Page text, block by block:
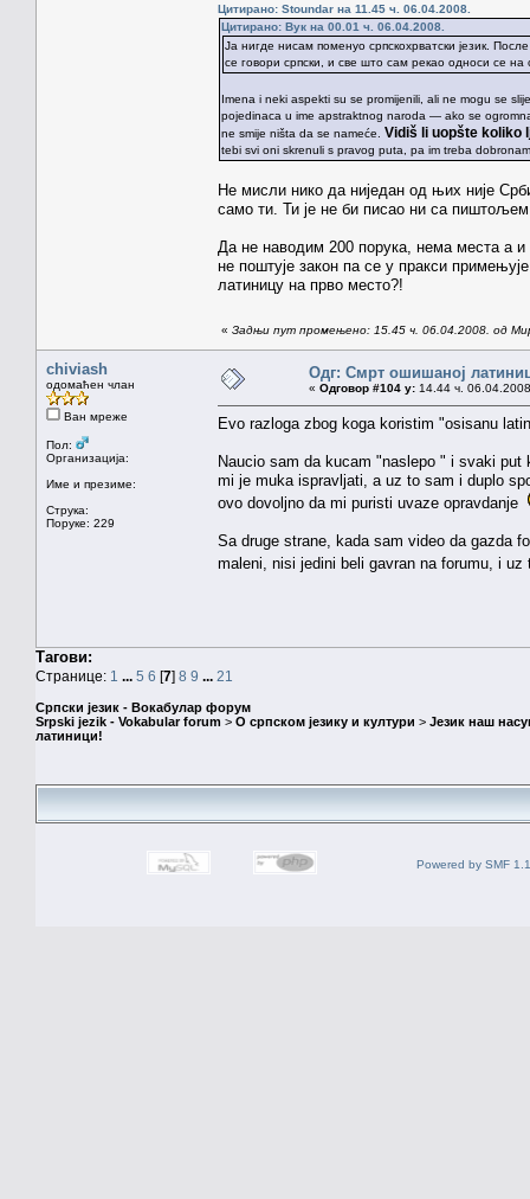
Цитирано: Stoundar на 11.45 ч. 06.04.2008.
Цитирано: Вук на 00.01 ч. 06.04.2008.
Ја нигде нисам поменуо српскохрватски језик.
се говори српски, и све што сам рекао односи се на
Imena i neki aspekti su se promijenili, ali ne mogu se
pojedinaca u ime apstraktnog naroda — ako se
ne smije ništa da se nameće. Vidiš li uopšte koliko
tebi svi oni skrenuli s pravog puta, pa im treba
Не мисли нико да ниједан од њих није
само ти. Ти је не би писао ни са
Да не наводим 200 порука, нема места а
не поштује закон па се у пракси
латиницу на прво место?!
« Задњи пут промењено: 15.45 ч. 06.04.2008. од
chiviash
одомаћен члан
Ван мреже
Пол:
Организација:
Име и презиме:
Струка:
Поруке: 229
Одг: Смрт ошишаној
« Одговор #104 у: 14.44 ч.
Evo razloga zbog koga koristim "osisanu
Naucio sam da kucam "naslepo " i svaki
mi je muka ispravljati, a uz to sam i duplo
ovo dovoljno da mi puristi uvaze opravdanje
Sa druge strane, kada sam video da gazda
maleni, nisi jedini beli gavran na forumu, i
Тагови:
Странице: 1 ... 5 6 [7] 8 9 ... 21
Српски језик - Вокабулар форум
Srpski jezik - Vokabular forum > О српском језику и култури > Језик наш
латиници!
Powered by SMF